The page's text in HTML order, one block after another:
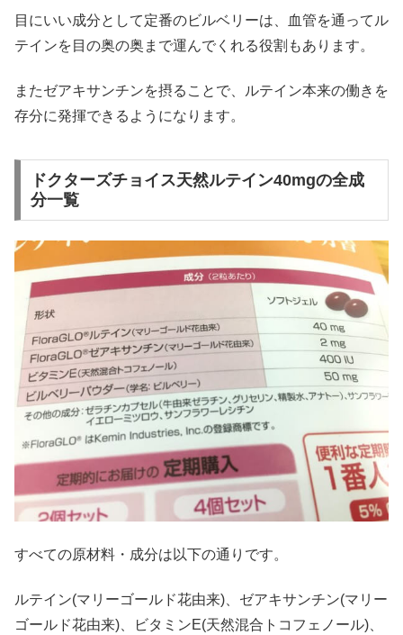
目にいい成分として定番のビルベリーは、血管を通ってル
テインを目の奥の奥まで運んでくれる役割もあります。
またゼアキサンチンを摂ることで、ルテイン本来の働きを
存分に発揮できるようになります。
ドクターズチョイス天然ルテイン40mgの全成
分一覧
すべての原材料・成分は以下の通りです。
ルテイン(マリーゴールド花由来)、ゼアキサンチン(マリー
ゴールド花由来)、ビタミンE(天然混合トコフェノール)、